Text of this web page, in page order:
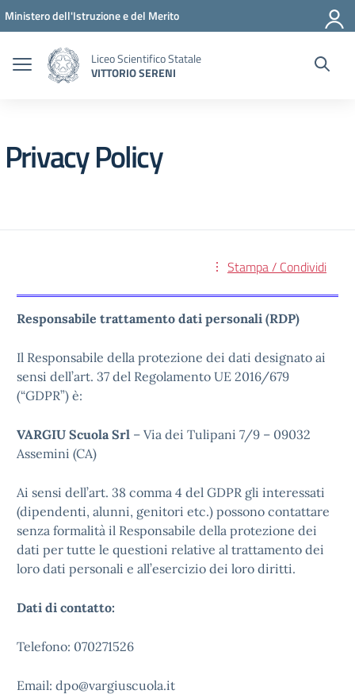
Vai ai contenuti
Vai al menu di navigazione
Vai al footer
Ministero dell'Istruzione e del Merito
Liceo Scientifico Statale
VITTORIO SERENI
Privacy Policy
Stampa / Condividi
Responsabile trattamento dati personali (RDP)
Il Responsabile della protezione dei dati designato ai
sensi dell’art. 37 del Regolamento UE 2016/679
(“GDPR”) è:
VARGIU Scuola Srl – Via dei Tulipani 7/9 – 09032
Assemini (CA)
Ai sensi dell’art. 38 comma 4 del GDPR gli interessati
(dipendenti, alunni, genitori etc.) possono contattare
senza formalità il Responsabile della protezione dei
dati per tutte le questioni relative al trattamento dei
loro dati personali e all’esercizio dei loro diritti.
Dati di contatto:
Telefono: 070271526
Email: dpo@vargiuscuola.it